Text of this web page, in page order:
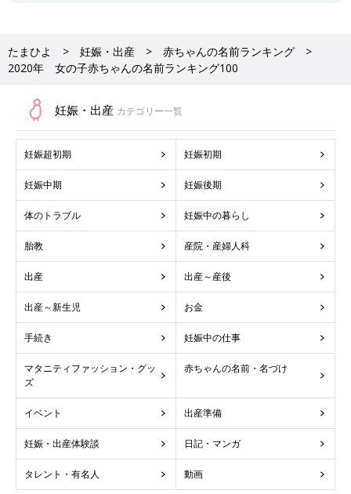
たまひよ 妊娠・出産
赤ちゃんの名前ランキング
2020年 女の子赤ちゃんの名前ランキング100
妊娠・出産 カテゴリー一覧
妊娠超初期 妊娠初期
妊娠中期 妊娠後期
体のトラブル 妊娠中の暮らし
胎教 産院・産婦人科
出産 出産～産後
出産～新生児 お金
手続き 妊娠中の仕事
マタニティファッション・グッ
ズ
赤ちゃんの名前・名づけ
イベント 出産準備
妊娠・出産体験談 日記・マンガ
タレント・有名人 動画